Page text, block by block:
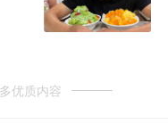
优质内容